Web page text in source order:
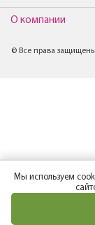
О компании
© Все права защищены
Мы используем